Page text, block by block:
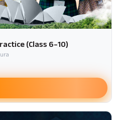
(Class 6–10)